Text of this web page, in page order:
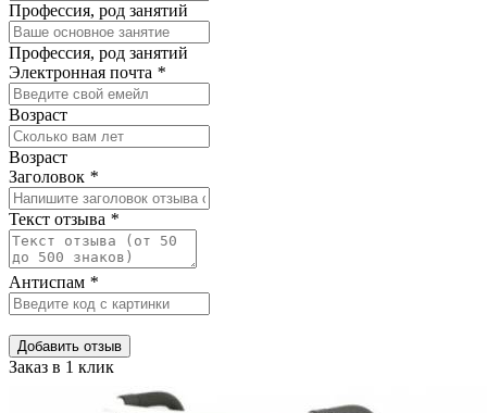
Профессия, род занятий
Профессия, род занятий
Электронная почта *
Возраст
Возраст
Заголовок *
Текст отзыва *
Антиспам *
Добавить отзыв
Заказ в 1 клик